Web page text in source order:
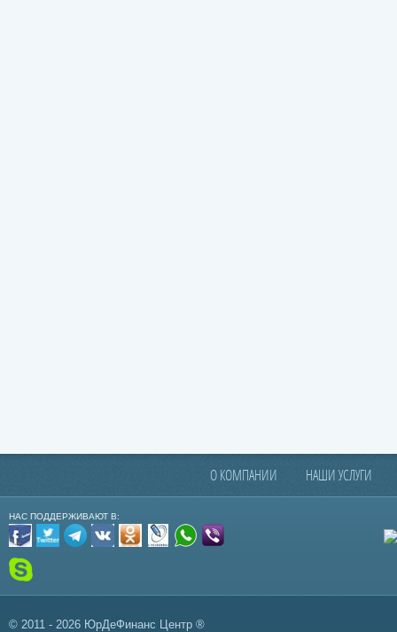
О КОМПАНИИ НАШИ УСЛУГИ
© 2011 - 2026 ЮрДеФинанс Центр ®
НАС ПОДДЕРЖИВАЮТ В: